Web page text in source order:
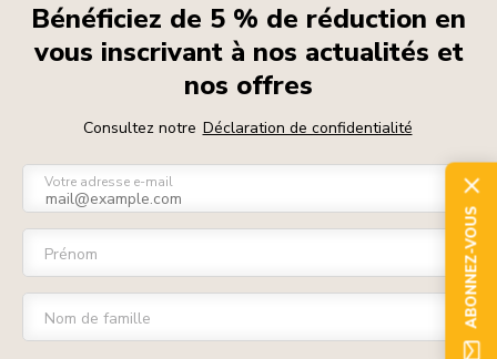
Bénéficiez de 5 % de réduction en
vous inscrivant à nos actualités et
nos offres
Consultez notre Déclaration de confidentialité
Votre adresse e-mail
Prénom
Nom de famille ABONNEZ-VOUS